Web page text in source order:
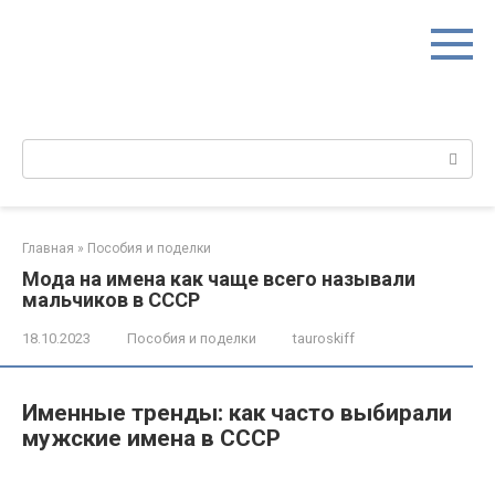
Поиск:
Главная » Пособия и поделки
Мода на имена как чаще всего называли
мальчиков в СССР
18.10.2023 Пособия и поделки tauroskiff
Именные тренды: как часто выбирали
мужские имена в СССР